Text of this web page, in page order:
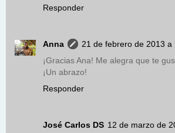
Responder
Anna
21 de febrero de 2013 a
¡Gracias Ana! Me alegra que te
¡Un abrazo!
Responder
José Carlos DS 12 de marzo de